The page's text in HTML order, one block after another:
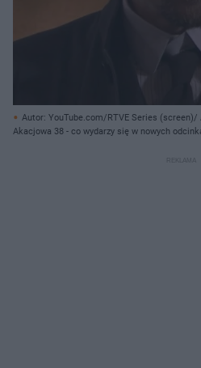
Autor: YouTube.com/RTVE Series (screen)/
Akacjowa 38 - co wydarzy się w nowych